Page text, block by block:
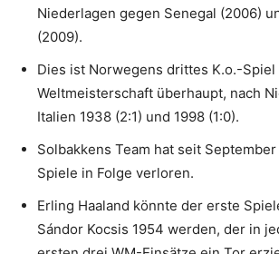
Niederlagen gegen Senegal (2006)
(2009).
Dies ist Norwegens drittes K.o.-
Weltmeisterschaft überhaupt, nach
Italien 1938 (2:1) und 1998 (1:0).
Solbakkens Team hat seit
Spiele in Folge verloren.
Erling Haaland könnte der erste
Sándor Kocsis 1954 werden, der in